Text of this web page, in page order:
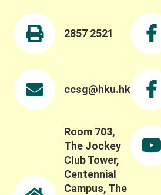
2857 2521
ccsg@hku.hk
Room 703,
The Jockey
Club Tower,
Centennial
Campus, The